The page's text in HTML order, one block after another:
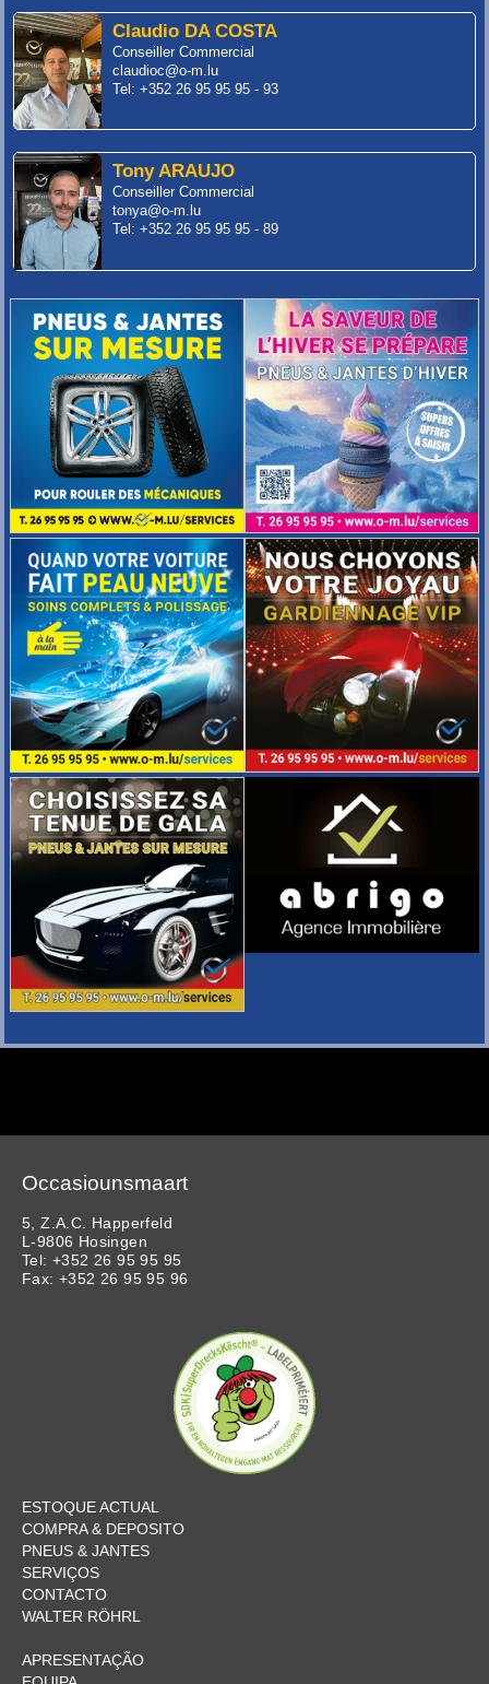
Claudio DA COSTA
Conseiller Commercial
claudioc@o-m.lu
Tel: +352 26 95 95 95 - 93
Tony ARAUJO
Conseiller Commercial
tonya@o-m.lu
Tel: +352 26 95 95 95 - 89
Occasiounsmaart
5, Z.A.C. Happerfeld
L-9806 Hosingen
Tel: +352 26 95 95 95
Fax: +352 26 95 95 96
ESTOQUE ACTUAL
COMPRA & DEPOSITO
PNEUS & JANTES
SERVIÇOS
CONTACTO
WALTER RÖHRL
APRESENTAÇÃO